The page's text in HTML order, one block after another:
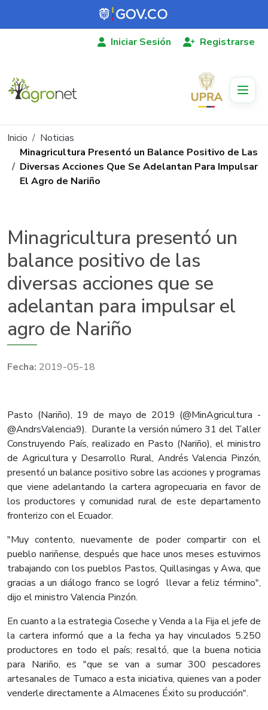
Pasar al contenido principal
Iniciar Sesión Registrarse
Ruta de navegación
Inicio
Noticias
Minagricultura Presentó un Balance Positivo de Las
Diversas Acciones Que Se Adelantan Para Impulsar
El Agro de Nariño
Minagricultura presentó un
balance positivo de las
diversas acciones que se
adelantan para impulsar el
agro de Nariño
2019-05-18
Pasto (Nariño), 19 de mayo de 2019 (@MinAgricultura -
@AndrsValencia9). Durante la versión número 31 del Taller
Construyendo País, realizado en Pasto (Nariño), el ministro
de Agricultura y Desarrollo Rural, Andrés Valencia Pinzón,
presentó un balance positivo sobre las acciones y programas
que viene adelantando la cartera agropecuaria en favor de
los productores y comunidad rural de este departamento
fronterizo con el Ecuador.
"Muy contento, nuevamente de poder compartir con el
pueblo nariñense, después que hace unos meses estuvimos
trabajando con los pueblos Pastos, Quillasingas y Awa, que
gracias a un diálogo franco se logró llevar a feliz término",
dijo el ministro Valencia Pinzón.
En cuanto a la estrategia Coseche y Venda a la Fija el jefe de
la cartera informó que a la fecha ya hay vinculados 5.250
productores en todo el país; resaltó, que la buena noticia
para Nariño, es "que se van a sumar 300 pescadores
artesanales de Tumaco a esta iniciativa, quienes van a poder
venderle directamente a Almacenes Éxito su producción".